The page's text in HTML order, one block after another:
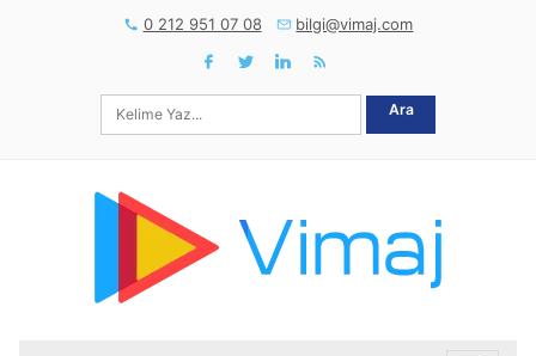
0 212 951 07 08 bilgi@vimaj.com
Ara